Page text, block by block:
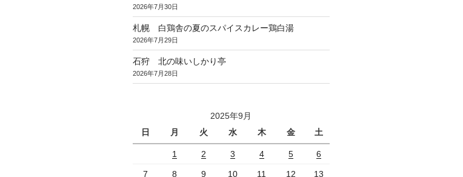
2026年7月30日
札幌 白鶏舎の夏のスパイスカレー鶏白湯
2026年7月29日
石狩 北の味いしかり亭
2026年7月28日
2025年9月
日
月 火 水 木 金 土
1 2 3 4 5 6
7 8 9 10 11 12 13